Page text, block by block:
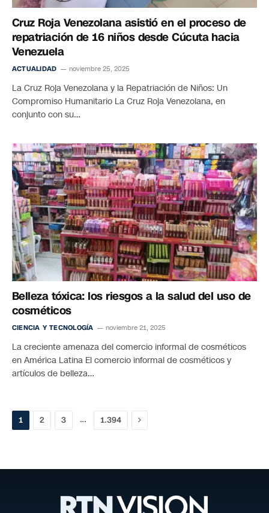
Cruz Roja Venezolana asistió en el proceso de
repatriación de 16 niños desde Cúcuta hacia
Venezuela
ACTUALIDAD noviembre 25, 2025
La Cruz Roja Venezolana y la Repatriación de Niños: Un
Compromiso Humanitario La Cruz Roja Venezolana, en
conjunto con su…
Belleza tóxica: los riesgos a la salud del uso de
cosméticos
CIENCIA Y TECNOLOGÍA noviembre 21, 2025
La creciente amenaza del comercio informal de cosméticos
en América Latina El comercio informal de cosméticos y
artículos de belleza…
1 2 3 … 1.394 Próximo